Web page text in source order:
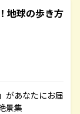
地球の歩き方
があなたにお届
景集